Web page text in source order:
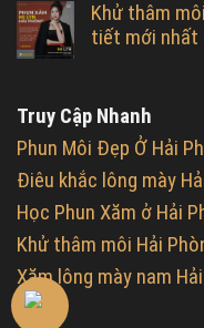
Khử thâm
tiết mới nhất
Truy Cập Nhanh
Phun Môi Đẹp Ở Hải
Điêu khắc lông mày
Học Phun Xăm ở Hải
Khử thâm môi Hải
Xăm lông mày nam